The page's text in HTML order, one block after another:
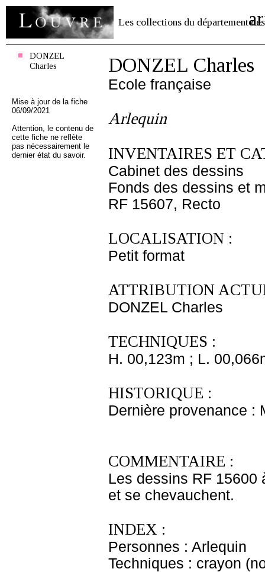
Les collections du département des
DONZEL
Charles
Mise à jour de la fiche
06/09/2021
Attention, le contenu de
cette fiche ne reflète
pas nécessairement le
dernier état du savoir.
DONZEL Charles
Ecole française
Arlequin
INVENTAIRES ET
Cabinet des dessins
Fonds des dessins et
RF 15607, Recto
LOCALISATION :
Petit format
ATTRIBUTION
DONZEL Charles
TECHNIQUES :
H. 00,123m ; L.
HISTORIQUE :
Dernière provenance :
COMMENTAIRE :
Les dessins RF 15600
et se chevauchent.
INDEX :
Personnes : Arlequin
Techniques : crayon